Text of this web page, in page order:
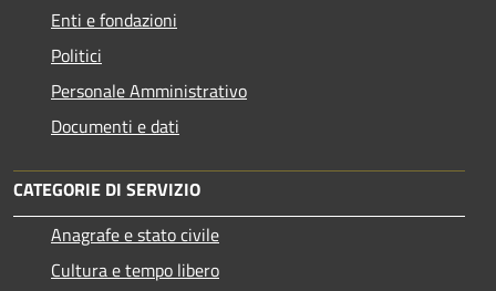
Enti e fondazioni
Politici
Personale Amministrativo
Documenti e dati
CATEGORIE DI SERVIZIO
Anagrafe e stato civile
Cultura e tempo libero